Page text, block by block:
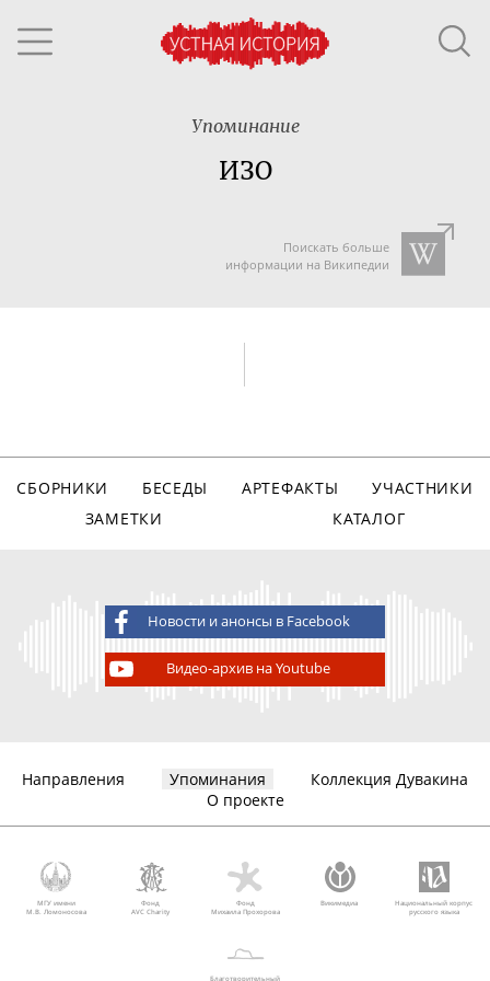
Упоминание
ИЗО
Поискать больше
информации на Википедии
СБОРНИКИ БЕСЕДЫ АРТЕФАКТЫ
УЧАСТНИКИ
ЗАМЕТКИ
КАТАЛОГ
Новости и анонсы в Facebook
Видео-архив на Youtube
Направления Упоминания
Коллекция Дувакина
О проекте
МГУ имени
М.В. Ломоносова
Фонд
AVC Charity
Фонд
Михаила Прохорова
Викимедиа
Национальный корпус
русского языка
Благотворительный